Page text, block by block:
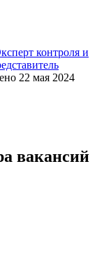
контроля и
22 мая 2024
вакансий